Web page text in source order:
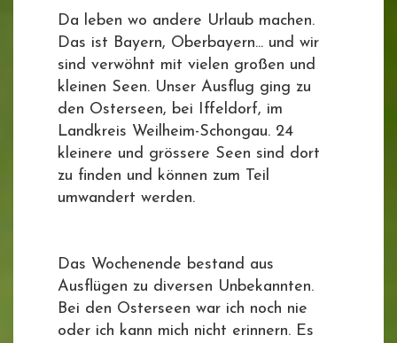
Da leben wo andere Urlaub machen.
Das ist Bayern, Oberbayern... und wir
sind verwöhnt mit vielen großen und
kleinen Seen. Unser Ausflug ging zu
den Osterseen, bei Iffeldorf, im
Landkreis Weilheim-Schongau. 24
kleinere und grössere Seen sind dort
zu finden und können zum Teil
umwandert werden.
Das Wochenende bestand aus
Ausflügen zu diversen Unbekannten.
Bei den Osterseen war ich noch nie
oder ich kann mich nicht erinnern. Es